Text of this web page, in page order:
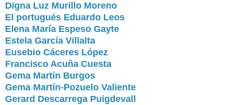
Digna Luz Murillo Moreno
El portugués Eduardo Leos
Elena María Espeso Gayte
Estela García Villalta
Eusebio Cáceres López
Francisco Acuña Cuesta
Gema Martín Burgos
Gema Martín-Pozuelo Valiente
Gerard Descarrega Puigdevall